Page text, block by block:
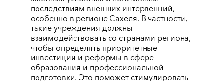
последствиям внешних интервенций,
особенно в регионе Сахеля. В частности,
такие учреждения должны
взаимодействовать со странами региона,
чтобы определять приоритетные
инвестиции и реформы в сфере
образования и профессиональной
подготовки. Это поможет стимулировать